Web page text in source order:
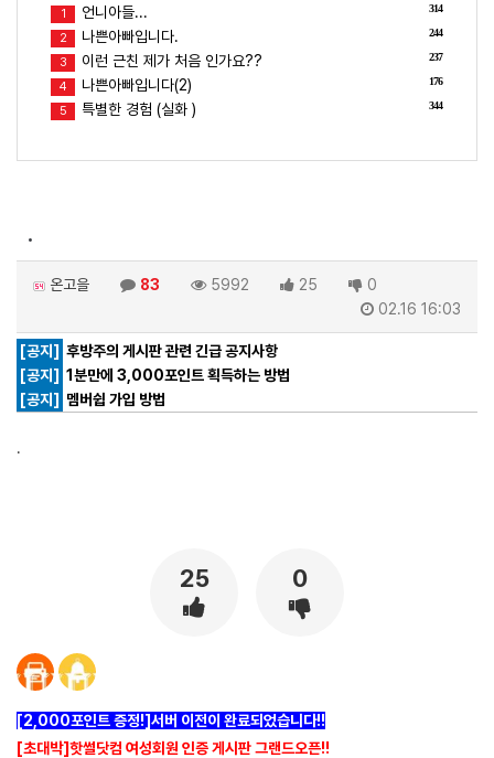
314
1 언니아들...
244
2 나쁜아빠입니다.
237
3 이런 근친 제가 처음 인가요??
176
4 나쁜아빠입니다(2)
344
5 특별한 경험 (실화 )
.
온고을 83 5992 25
0
02.16 16:03
[공지] 후방주의 게시판 관련 긴급 공지사항
[공지] 1분만에 3,000포인트 획득하는 방법
[공지]
멤버쉽 가입 방법
.
25 0
[2,000포인트 증정!]서버 이전이 완료되었습니다!!
[초대박]핫썰닷컴 여성회원 인증 게시판 그랜드오픈!!